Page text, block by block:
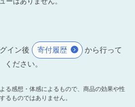
イン後 寄付履歴
から行って
ください。
る感想・体感によるもので、商品の効果や性
るものではありません。